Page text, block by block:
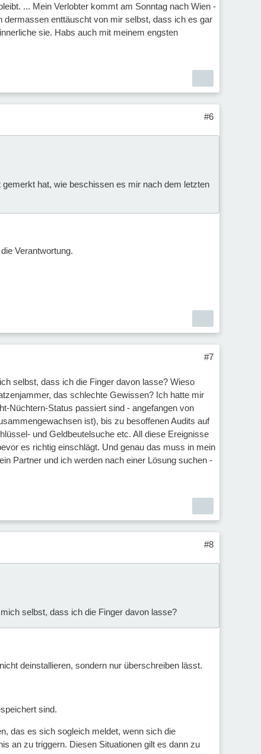
... Mein Verlobter kommt am Sonntag nach Wien -
dermassen enttäuscht von mir selbst, dass ich es gar
sie. Habs auch mit meinem engsten
#6
hat, wie beschissen es mir nach dem letzten
Verantwortung.
#7
selbst, dass ich die Finger davon lasse? Wieso
das schlechte Gewissen? Ich hatte mir
Nüchtern-Status passiert sind - angefangen von
ist), bis zu besoffenen Audits auf
und Geldbeutelsuche etc. All diese Ereignisse
es richtig einschlägt. Und genau das muss in mein
Partner und ich werden nach einer Lösung suchen -
#8
selbst, dass ich die Finger davon lasse?
deinstallieren, sondern nur überschreiben lässt.
sind.
das es sich sogleich meldet, wenn sich die
an zu triggern. Diesen Situationen gilt es dann zu